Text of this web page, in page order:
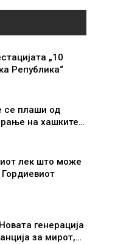
„10
Република“
се плаши од
на хашките…
лек што може
генерација
за мирот,…